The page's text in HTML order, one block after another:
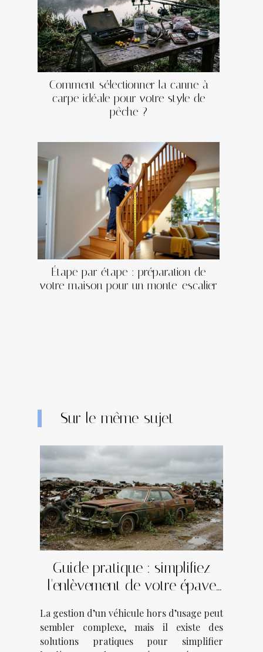
Comment sélectionner la canne à
carpe idéale pour votre style de
pêche ?
Étape par étape : préparation de
votre maison pour un monte-escalier
Sur le même sujet
Guide pratique : simplifiez
l'enlèvement de votre épave
La gestion d’un véhicule hors d’usage peut
sembler complexe, mais il existe des
solutions pratiques pour simplifier